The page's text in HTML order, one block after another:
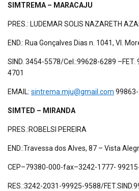
SIMTREMA – MARACAJU
PRES.: LUDEMAR SOLIS NAZARETH
END.: Rua Gonçalves Dias n. 1041, Vl.
SIND. 3454-5578/Cel.:99628-6289
4701
EMAIL: sintrema.mju@gmail.com
SIMTED – MIRANDA
PRES.:ROBELSI PEREIRA
END.:Travessa dos Alves, 87 – Vista
CEP–79380-000-fax–3242-1777-
RES.:3242-2031-99925-9588/